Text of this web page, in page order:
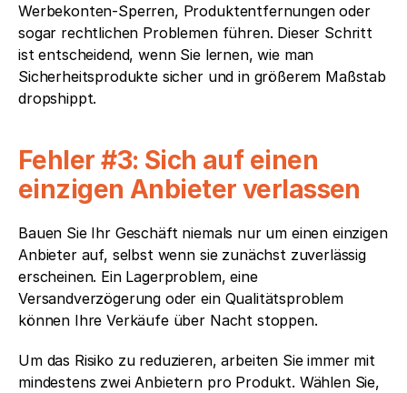
Werbekonten-Sperren, Produktentfernungen oder
sogar rechtlichen Problemen führen. Dieser Schritt
ist entscheidend, wenn Sie lernen, wie man
Sicherheitsprodukte sicher und in größerem Maßstab
dropshippt.
Fehler #3: Sich auf einen
einzigen Anbieter verlassen
Bauen Sie Ihr Geschäft niemals nur um einen einzigen
Anbieter auf, selbst wenn sie zunächst zuverlässig
erscheinen. Ein Lagerproblem, eine
Versandverzögerung oder ein Qualitätsproblem
können Ihre Verkäufe über Nacht stoppen.
Um das Risiko zu reduzieren, arbeiten Sie immer mit
mindestens zwei Anbietern pro Produkt. Wählen Sie,